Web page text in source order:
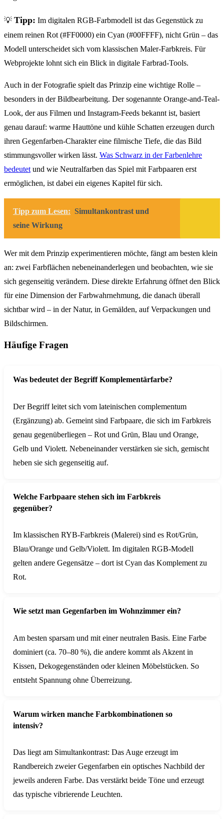
💡 Tipp: Im digitalen RGB-Farbmodell ist das Gegenstück zu
einem reinen Rot (#FF0000) ein Cyan (#00FFFF), nicht Grün – das
Modell unterscheidet sich vom klassischen Maler-Farbkreis. Für
Webprojekte lohnt sich ein Blick in digitale Farbrad-Tools.
Auch in der Fotografie spielt das Prinzip eine wichtige Rolle –
besonders in der Bildbearbeitung. Der sogenannte Orange-and-Teal-
Look, der aus Filmen und Instagram-Feeds bekannt ist, basiert
genau darauf: warme Hauttöne und kühle Schatten erzeugen durch
ihren Gegenfarben-Charakter eine filmische Tiefe, die das Bild
stimmungsvoller wirken lässt. Was Schwarz in der Farbenlehre
bedeutet und wie Neutralfarben das Spiel mit Farbpaaren erst
ermöglichen, ist dabei ein eigenes Kapitel für sich.
Tipp zum Lesen: Simultankontrast und
seine Wirkung
Wer mit dem Prinzip experimentieren möchte, fängt am besten klein
an: zwei Farbflächen nebeneinanderlegen und beobachten, wie sie
sich gegenseitig verändern. Diese direkte Erfahrung öffnet den Blick
für eine Dimension der Farbwahrnehmung, die danach überall
sichtbar wird – in der Natur, in Gemälden, auf Verpackungen und
Bildschirmen.
Häufige Fragen
Was bedeutet der Begriff Komplementärfarbe?
Der Begriff leitet sich vom lateinischen complementum
(Ergänzung) ab. Gemeint sind Farbpaare, die sich im Farbkreis
genau gegenüberliegen – Rot und Grün, Blau und Orange,
Gelb und Violett. Nebeneinander verstärken sie sich, gemischt
heben sie sich gegenseitig auf.
Welche Farbpaare stehen sich im Farbkreis
gegenüber?
Im klassischen RYB-Farbkreis (Malerei) sind es Rot/Grün,
Blau/Orange und Gelb/Violett. Im digitalen RGB-Modell
gelten andere Gegensätze – dort ist Cyan das Komplement zu
Rot.
Wie setzt man Gegenfarben im Wohnzimmer ein?
Am besten sparsam und mit einer neutralen Basis. Eine Farbe
dominiert (ca. 70–80 %), die andere kommt als Akzent in
Kissen, Dekogegenständen oder kleinen Möbelstücken. So
entsteht Spannung ohne Überreizung.
Warum wirken manche Farbkombinationen so
intensiv?
Das liegt am Simultankontrast: Das Auge erzeugt im
Randbereich zweier Gegenfarben ein optisches Nachbild der
jeweils anderen Farbe. Das verstärkt beide Töne und erzeugt
das typische vibrierende Leuchten.